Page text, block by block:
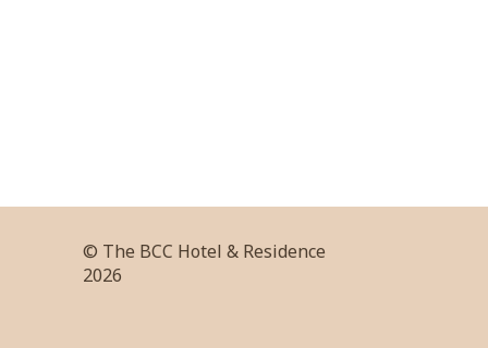
© The BCC Hotel & Residence
2026